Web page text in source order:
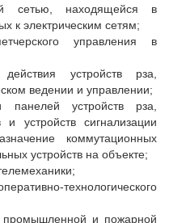
сетью, находящейся в
к электрическим сетям;
управления в
устройств рза,
ведении и управлении;
устройств рза,
устройств сигнализации
коммутационных
устройств на объекте;
технологического
промышленной и пожарной